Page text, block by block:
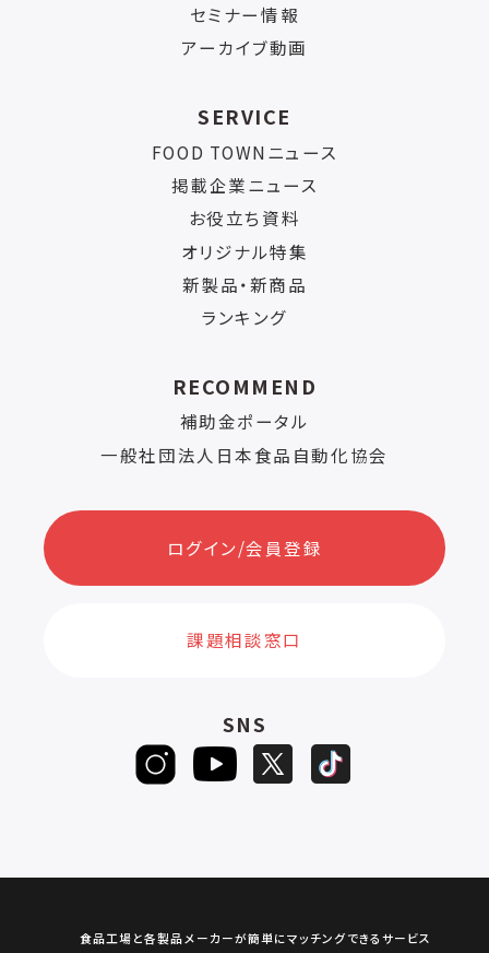
セミナー情報
アーカイブ動画
SERVICE
FOOD TOWNニュース
掲載企業ニュース
お役立ち資料
オリジナル特集
新製品・新商品
ランキング
RECOMMEND
補助金ポータル
一般社団法人日本食品自動化協会
ログイン/会員登録
課題相談窓口
SNS
食品工場と各製品メーカーが簡単にマッチングできるサービス